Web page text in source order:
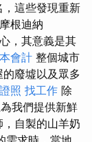
這些發現重新
摩根迪納
，其意義是其
會計 整個城市
廢墟以及眾多
照 找工作 除
我們提供新鮮
自製的山羊奶